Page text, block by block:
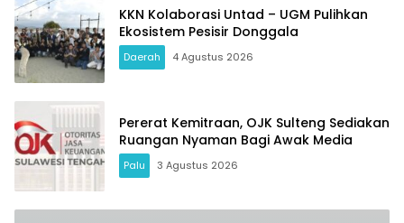
KKN Kolaborasi Untad – UGM Pulihkan
Ekosistem Pesisir Donggala
Daerah 4 Agustus 2026
Pererat Kemitraan, OJK Sulteng Sediakan
Ruangan Nyaman Bagi Awak Media
Palu 3 Agustus 2026